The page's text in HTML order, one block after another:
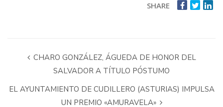
SHARE
CHARO GONZÁLEZ, ÁGUEDA DE HONOR DEL
SALVADOR A TÍTULO PÓSTUMO
EL AYUNTAMIENTO DE CUDILLERO (ASTURIAS) IMPULSA
UN PREMIO «AMURAVELA»